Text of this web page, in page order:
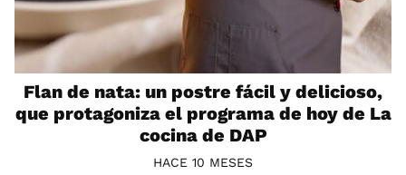
Flan de nata: un postre fácil y delicioso,
que protagoniza el programa de hoy de La
cocina de DAP
HACE 10 MESES